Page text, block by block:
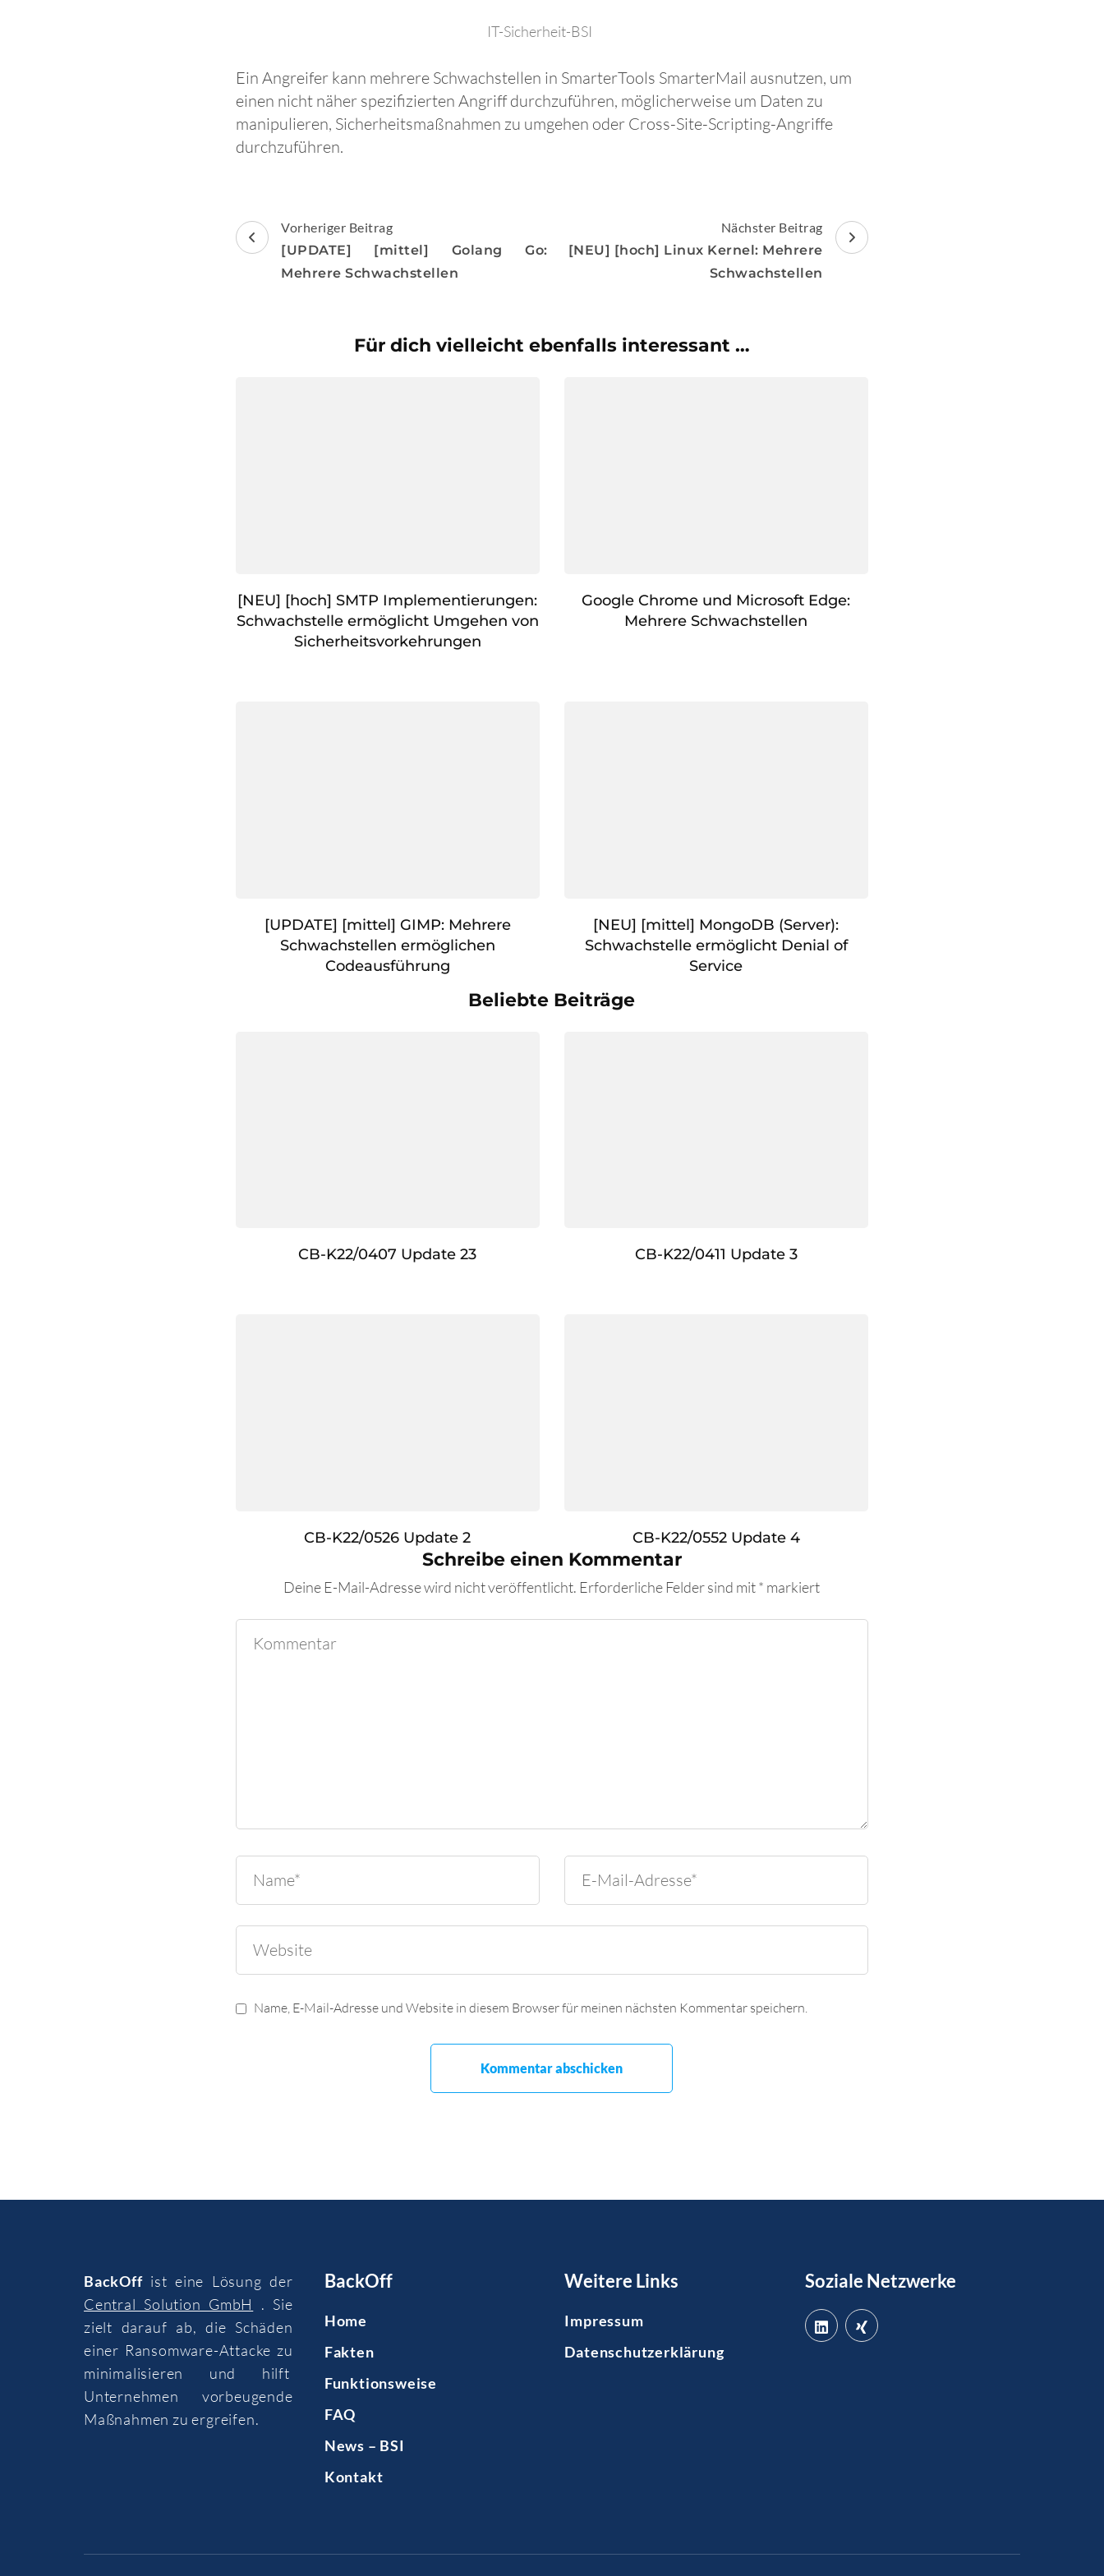
IT-Sicherheit-BSI
Ein Angreifer kann mehrere Schwachstellen in SmarterTools SmarterMail ausnutzen, um
einen nicht näher spezifizierten Angriff durchzuführen, möglicherweise um Daten zu
manipulieren, Sicherheitsmaßnahmen zu umgehen oder Cross-Site-Scripting-Angriffe
durchzuführen.
Beitragsnavigation
Vorheriger Beitrag
[UPDATE] [mittel] Golang Go:
Mehrere Schwachstellen
Nächster Beitrag
[NEU] [hoch] Linux Kernel: Mehrere
Schwachstellen
Für dich vielleicht ebenfalls interessant …
[NEU] [hoch] SMTP Implementierungen:
Schwachstelle ermöglicht Umgehen von
Sicherheitsvorkehrungen
Google Chrome und Microsoft Edge:
Mehrere Schwachstellen
[UPDATE] [mittel] GIMP: Mehrere
Schwachstellen ermöglichen
Codeausführung
[NEU] [mittel] MongoDB (Server):
Schwachstelle ermöglicht Denial of
Service
Beliebte Beiträge
CB-K22/0407 Update 23 CB-K22/0411 Update 3
CB-K22/0526 Update 2 CB-K22/0552 Update 4
Schreibe einen Kommentar
Deine E-Mail-Adresse wird nicht veröffentlicht. Erforderliche Felder sind mit* markiert
Name, E-Mail-Adresse und Website in diesem Browser für meinen nächsten Kommentar speichern.
BackOffist eine Lösung der
Central Solution GmbH
. Sie
zielt darauf ab, die Schäden
einer Ransomware-Attacke zu
minimalisieren und hilft
Unternehmen vorbeugende
Maßnahmen zu ergreifen.
BackOff
Home
Fakten
Funktionsweise
FAQ
News – BSI
Kontakt
Weitere Links
Impressum
Datenschutzerklärung
Soziale Netzwerke